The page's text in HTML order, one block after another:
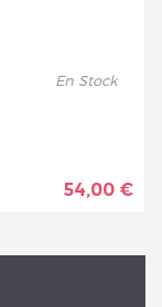
En Stock
54,00 €